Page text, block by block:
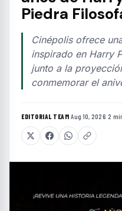
Piedra
Cinépolis ofrece
inspirado en Harry
junto a la
conmemorar el
EDITORIAL TEAM·Aug 10, 2026·2